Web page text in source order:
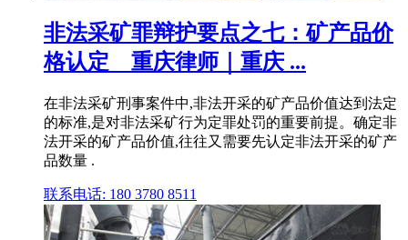
非法采矿罪辩护要点之七：矿产品价
格认定 _ 重庆律师｜重庆 ...
在非法采矿刑事案件中,非法开采的矿产品价值达到法定
的标准,是对非法采矿行为定罪处罚的重要前提。确定非
法开采的矿产品价值,往往又需要先认定非法开采的矿产
品数量 .
联系电话: 180 3780 8511